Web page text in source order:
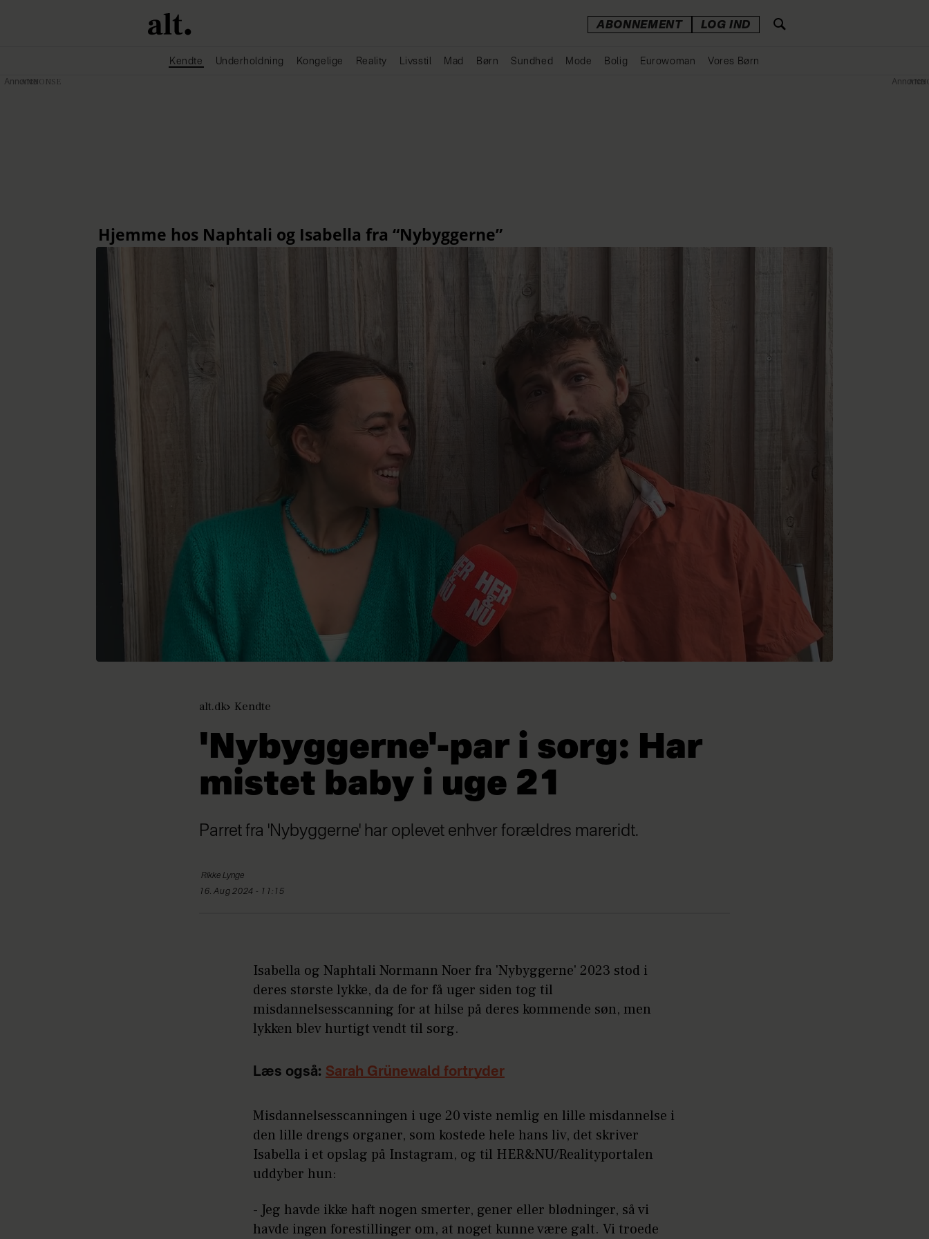
ABONNEMENT LOG IND
Kendte Underholdning Kongelige Reality Livsstil Mad Børn Sundhed Mode Bolig Eurowoman Vores Børn
alt.dk Kendte
'Nybyggerne'-par i sorg: Har
mistet baby i uge 21
Parret fra 'Nybyggerne' har oplevet enhver forældres mareridt.
Rikke Lynge
16. Aug 2024 - 11:15
Isabella og Naphtali Normann Noer fra 'Nybyggerne' 2023 stod i
deres største lykke, da de for få uger siden tog til
misdannelsesscanning for at hilse på deres kommende søn, men
lykken blev hurtigt vendt til sorg.
Læs også: Sarah Grünewald fortryder
Misdannelsesscanningen i uge 20 viste nemlig en lille misdannelse i
den lille drengs organer, som kostede hele hans liv, det skriver
Isabella i et opslag på Instagram, og til HER&NU/Realityportalen
uddyber hun:
- Jeg havde ikke haft nogen smerter, gener eller blødninger, så vi
havde ingen forestillinger om, at noget kunne være galt. Vi troede
Annonce Annonce